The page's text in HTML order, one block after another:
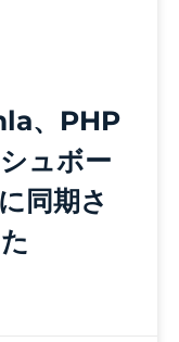
、PHP
ュボー
同期さ